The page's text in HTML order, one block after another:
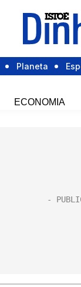
Planeta
ECONOMIA